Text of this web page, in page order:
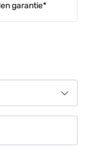
garantie*